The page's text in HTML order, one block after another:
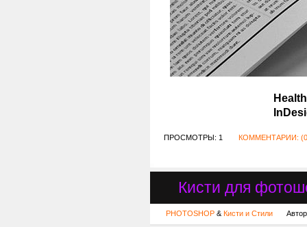
ПРОСМОТРЫ: 1 КОММЕНТАРИИ:
Кисти для
PHOTOSHOP & Кисти и Стили